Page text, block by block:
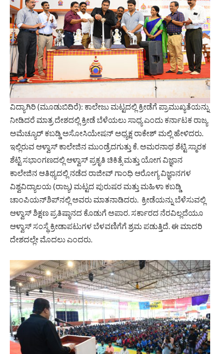
ವಿದ್ಯಾಗಿರಿ (ಮೂಡುಬಿದಿರೆ): ಕಾಲೇಜು ಮಟ್ಟದಲ್ಲಿ ಕ್ರೀಡೆಗೆ ಪ್ರಾಮುಖ್ಯತೆಯನ್ನು
ನೀಡಿದರೆ ಮಾತ್ರ ದೇಶದಲ್ಲಿ ಕ್ರೀಡೆ ಬೆಳೆಯಲು ಸಾಧ್ಯ ಎಂದು ಕರ್ನಾಟಕ ರಾಜ್ಯ
ಅಮೆಚ್ಯೂರ್ ಕಬಡ್ಡಿ ಅಸೋಸಿಯೇಷನ್ ಅಧ್ಯಕ್ಷ ರಾಕೇಶ್ ಮಲ್ಲಿ ಹೇಳಿದರು.
ಇಲ್ಲಿರುವ ಆಳ್ವಾಸ್ ಕಾಲೇಜಿನ ಮುಂಡ್ರೆದಗುತ್ತು ಕೆ. ಅಮರನಾಥ ಶೆಟ್ಟಿ ಸ್ಮಾರಕ
ಶೆಟ್ಟಿ ಸಭಾಂಗಣದಲ್ಲಿ ಆಳ್ವಾಸ್ ಪ್ರಕೃತಿ ಚಿಕಿತ್ಸೆ ಮತ್ತು ಯೋಗ ವಿಜ್ಞಾನ
ಕಾಲೇಜಿನ ಆತಿಥ್ಯದಲ್ಲಿ ನಡೆದ ರಾಜೀವ್ ಗಾಂಧಿ ಆರೋಗ್ಯ ವಿಜ್ಞಾನಗಳ
ವಿಶ್ವವಿದ್ಯಾಲಯ (ರಾಜ್ಯ) ಮಟ್ಟದ ಪುರುಷರ ಮತ್ತು ಮಹಿಳಾ ಕಬಡ್ಡಿ
ಚಾಂಪಿಯನ್‍ಶಿಪ್‍ನಲ್ಲಿ ಅವರು ಮಾತನಾಡಿದರು. ಕ್ರೀಡೆಯನ್ನು ಬೆಳೆಸುವಲ್ಲಿ
ಆಳ್ವಾಸ್ ಶಿಕ್ಷಣ ಪ್ರತಿಷ್ಠಾನದ ಕೊಡುಗೆ ಅಪಾರ. ಸರ್ಕಾರದ ನೆರವಿಲ್ಲದೆಯೂ
ಆಳ್ವಾಸ್ ಸಂಸ್ಥೆ ಕ್ರೀಡಾಪಟುಗಳ ಬೆಳವಣಿಗೆಗೆ ಶ್ರಮ ಪಡುತ್ತಿದೆ. ಈ ಮಾದರಿ
ದೇಶದಲ್ಲೇ ಮೊದಲು ಎಂದರು.